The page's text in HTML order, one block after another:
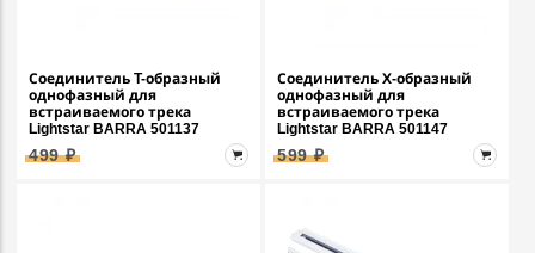
Соединитель T-образный
однофазный для
встраиваемого трека
Lightstar BARRA 501137
499 ₽
Соединитель Х-образный
однофазный для
встраиваемого трека
Lightstar BARRA 501147
599 ₽